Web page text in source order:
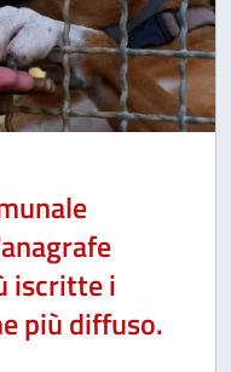
iscritte i
più diffuso.